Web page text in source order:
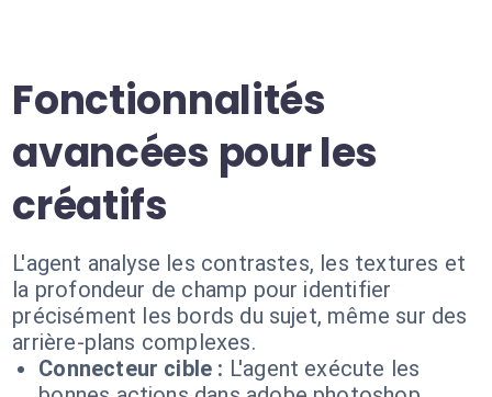
Fonctionnalités
avancées pour les
créatifs
L'agent analyse les contrastes, les textures et
la profondeur de champ pour identifier
précisément les bords du sujet, même sur des
arrière-plans complexes.
Connecteur cible : L'agent exécute les